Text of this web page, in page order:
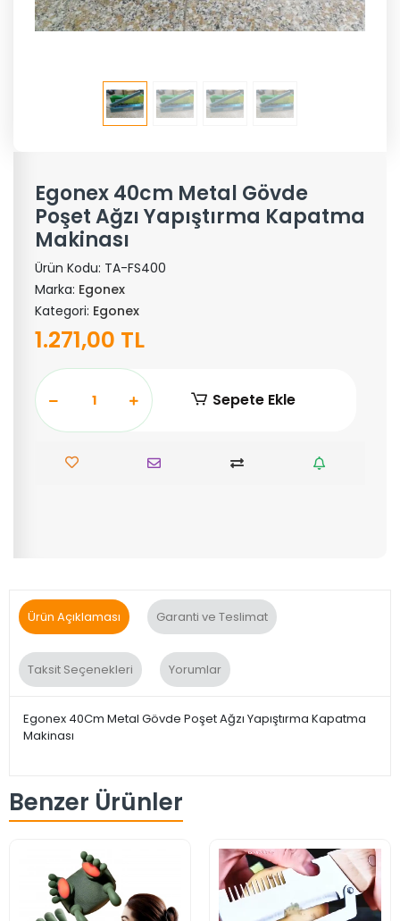
Egonex 40cm Metal Gövde
Poşet Ağzı Yapıştırma Kapatma
Makinası
Ürün Kodu: TA-FS400
Marka: Egonex
Kategori: Egonex
1.271,00 TL
Sepete Ekle
Ürün Açıklaması Garanti ve Teslimat
Taksit Seçenekleri Yorumlar
Egonex 40Cm Metal Gövde Poşet Ağzı Yapıştırma Kapatma
Makinası
Benzer Ürünler